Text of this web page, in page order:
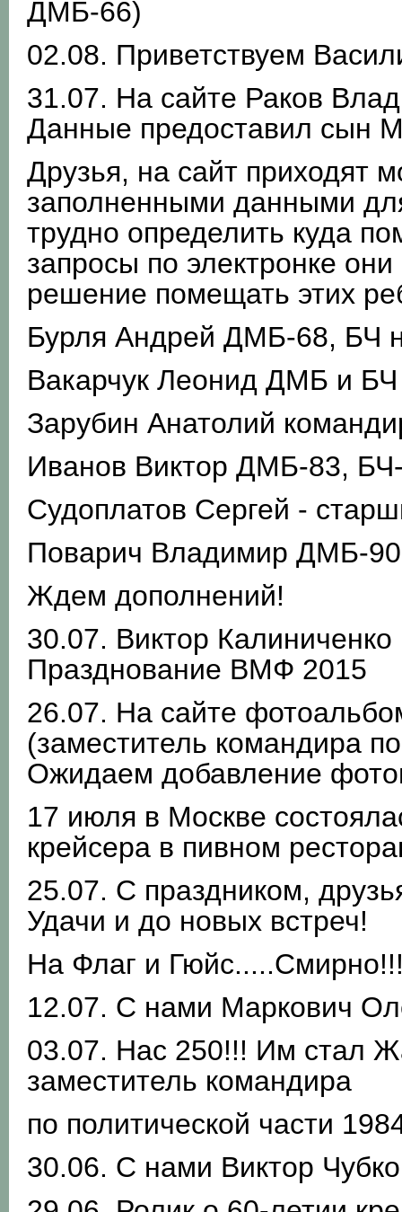
ДМБ-66)
02.08. Приветствуем
31.07. На сайте Раков
Данные предоставил сын
Друзья, на сайт приходят
заполненными данными
трудно определить куда
запросы по электронке
решение помещать этих
Бурля Андрей ДМБ-68, БЧ
Вакарчук Леонид ДМБ и БЧ
Зарубин Анатолий
Иванов Виктор ДМБ-83,
Судоплатов Сергей -
Поварич Владимир ДМБ-
Ждем дополнений!
30.07. Виктор Калиниченко
Празднование ВМФ 2015
26.07. На сайте
(заместитель командира
Ожидаем добавление
17 июля в Москве
крейсера в пивном
25.07. С праздником,
Удачи и до новых встреч!
На Флаг и
12.07. С нами Маркович
03.07. Нас 250!!! Им стал
заместитель командира
по политической части
30.06. С нами Виктор